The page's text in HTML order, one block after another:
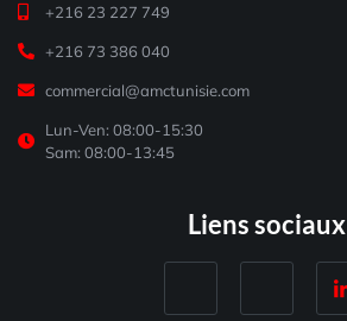
+216 23 227 749
+216 73 386 040
commercial@amctunisie.com
Lun-Ven: 08:00-15:30
Sam: 08:00-13:45
Liens sociaux